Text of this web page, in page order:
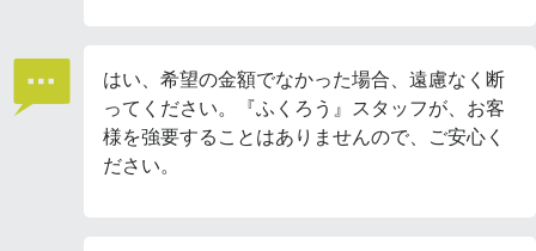
はい、希望の金額でなかった場合、遠慮なく断
ってください。『ふくろう』スタッフが、お客
様を強要することはありませんので、ご安心く
ださい。